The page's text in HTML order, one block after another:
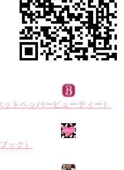
トペッパービューティー）
ック）